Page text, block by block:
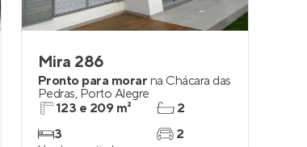
Mira 286
Pronto para morar na Chácara das
Pedras, Porto Alegre
123 e 209 m²
3
2
2